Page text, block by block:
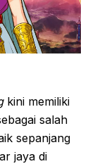
kini memiliki
salah
sepanjang
jaya di